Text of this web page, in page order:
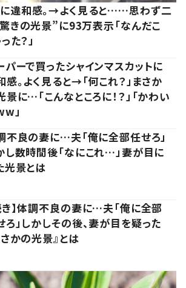
違和感。→よく見ると……思わず二
きの光景”に93万表示「なんだこ
た？」
パーで買ったシャインマスカットに
感。よく見ると→「何これ？」まさか
景に…「こんなところに！？」「かわい
」
不良の妻に…夫「俺に全部任せろ」
し数時間後「なにこれ…」妻が目に
光景とは
き】体調不良の妻に…夫「俺に全部
ろ」しかしその後、妻が目を疑った
さかの光景』とは